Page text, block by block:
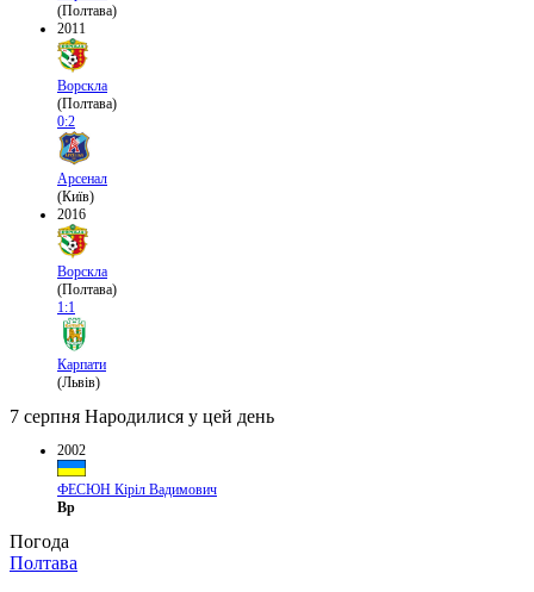
(Полтава)
2011
Ворскла
(Полтава)
0:2
Арсенал
(Київ)
2016
Ворскла
(Полтава)
1:1
Карпати
(Львів)
7 серпня Народилися у цей день
2002
ФЕСЮН Кіріл Вадимович
Вр
Погода
Полтава